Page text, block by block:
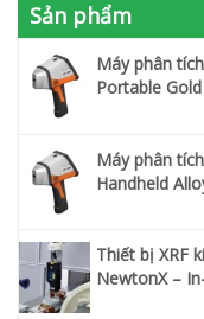
Sản phẩm
Máy phân
Portable
Máy phân
Handheld
Thiết bị XRF
NewtonX –